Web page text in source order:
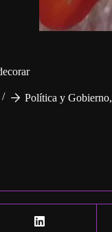
Política y Gobierno,